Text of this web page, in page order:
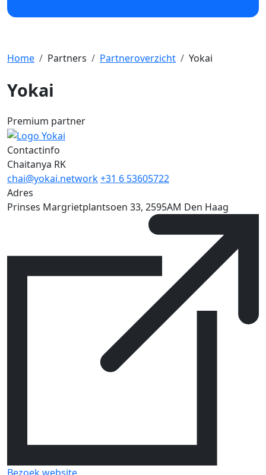
Home Partners Partneroverzicht Yokai
Yokai
Premium partner
Contactinfo
Chaitanya RK
chai@yokai.network+31 6 53605722
Adres
Prinses Margrietplantsoen 33, 2595AM Den Haag